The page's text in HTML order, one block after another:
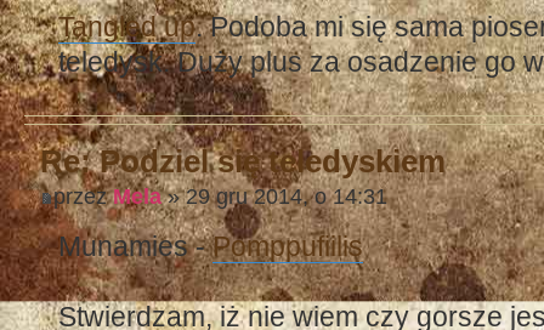
Tangled up. Podoba mi się sama
teledysk. Duży plus za osadzenie go
Re: Podziel się teledyskiem
przezMela» 29 gru 2014, o 14:31
Munamies -Pomppufiilis
Stwierdzam, iż nie wiem czy gorsze